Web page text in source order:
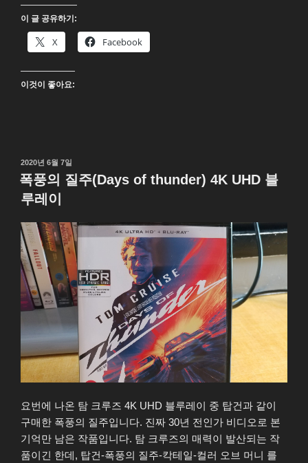
로
지
(The
Godfather
Trology)
4K
이 글 공유하기:
X Facebook
이것이 좋아요:
작
성
일
자
2020년 6월 7일
폭풍의 질주(Days of thunder) 4K UHD 블
루레이
요번에 나온 탐 크루즈 4K UHD 블루레이 중 탑건과 같이
구매한 폭풍의 질주입니다. 진짜 30년 전인가 비디오로 본
기억만 남은 작품입니다. 탐 크루즈의 매력이 발산되는 작
품이긴 한데, 탑건-폭풍의 질주-칵테일-컬러 오브 머니 를